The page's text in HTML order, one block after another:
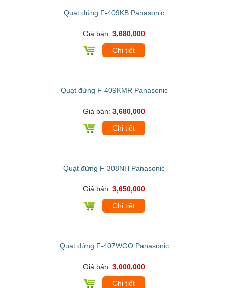
Quạt đứng F-409KB Panasonic
Giá bán: 3,680,000
Chi tiết
Quạt đứng F-409KMR Panasonic
Giá bán: 3,680,000
Chi tiết
Quạt đứng F-308NH Panasonic
Giá bán: 3,650,000
Chi tiết
Quạt đứng F-407WGO Panasonic
Giá bán: 3,000,000
Chi tiết